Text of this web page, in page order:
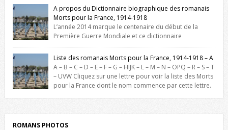
A propos du Dictionnaire biographique des romanais
Morts pour la France, 1914-1918
L’année 2014 marque le centenaire du début de la
Première Guerre Mondiale et ce dictionnaire
biographique veut rendre hommage aux romanais Morts pour la
France durant ce conflit. La base de cette recherche historique est
constituée des noms gravés sur les plaques commémoratives de
l’Hôtel de Ville, du lycée du Dauphiné et du lycée Triboulet, […]
Liste des romanais Morts pour la France, 1914-1918 – A
A – B – C – D – E – F – G – HIJK – L – M – N – OPQ – R – S – T
– UVW Cliquez sur une lettre pour voir la liste des Morts
pour la France dont le nom commence par cette lettre.
ROMANS PHOTOS